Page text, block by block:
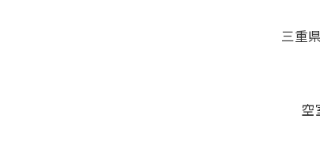
三重
空